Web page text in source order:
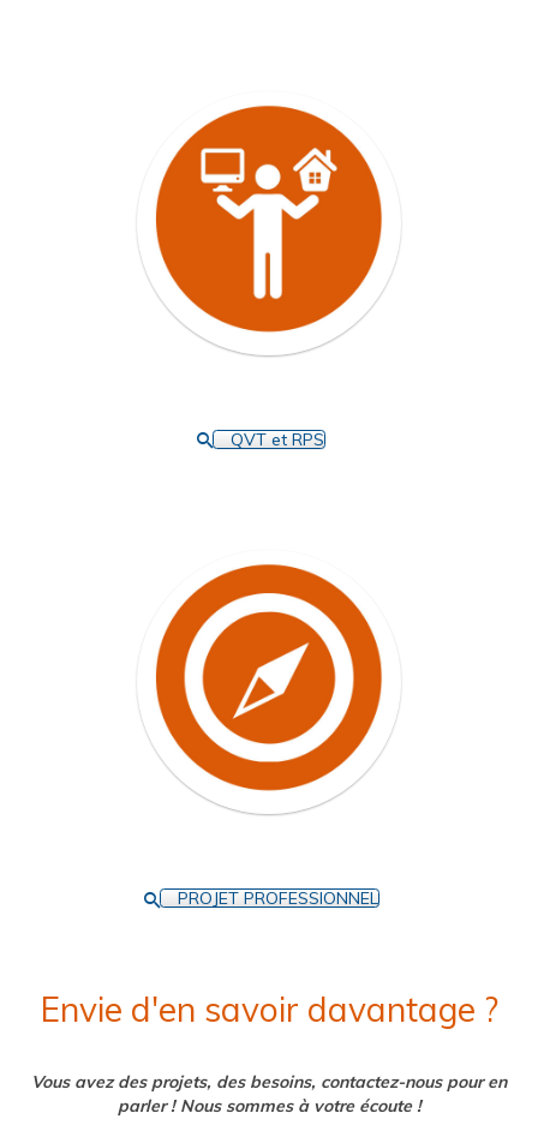
QVT et RPS
PROJET PROFESSIONNEL
Envie d'en savoir davantage ?
Vous avez des projets, des besoins, contactez-nous pour en
parler ! Nous sommes à votre écoute !